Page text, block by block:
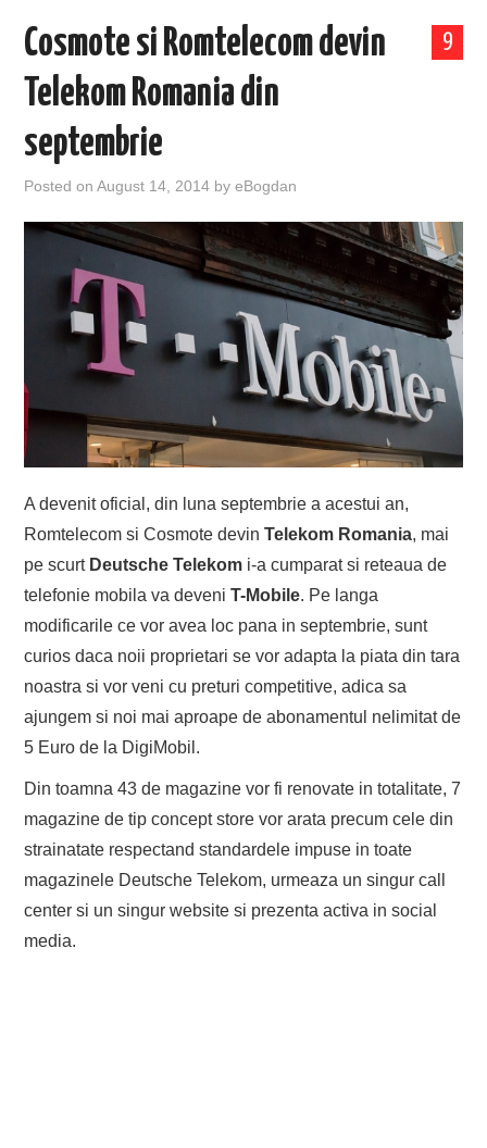
9
Cosmote si Romtelecom devin
Telekom Romania din
septembrie
Posted onAugust 14, 2014 byeBogdan
A devenit oficial, din luna septembrie a acestui an,
Romtelecom si Cosmote devinTelekom Romania, mai
pe scurt Deutsche Telekom i-a cumparat si reteaua de
telefonie mobila va deveniT-Mobile. Pe langa
modificarile ce vor avea loc pana in septembrie, sunt
curios daca noii proprietari se vor adapta la piata din tara
noastra si vor veni cu preturi competitive, adica sa
ajungem si noi mai aproape de abonamentul nelimitat de
5 Euro de la DigiMobil.
Din toamna 43 de magazine vor fi renovate in totalitate, 7
magazine de tip concept store vor arata precum cele din
strainatate respectand standardele impuse in toate
magazinele Deutsche Telekom, urmeaza un singur call
center si un singur website si prezenta activa in social
media.